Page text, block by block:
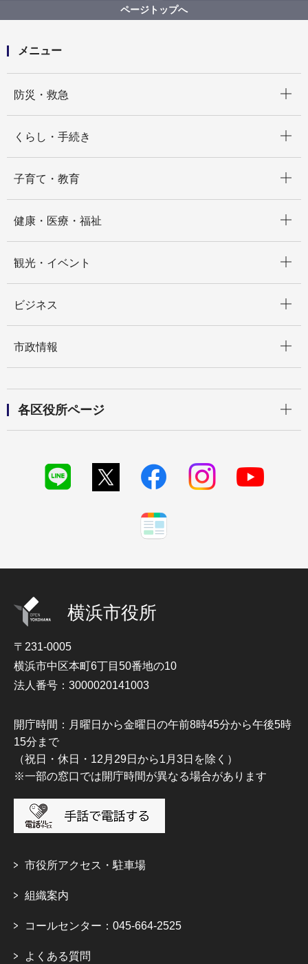
ごみと資源の収集曜日
泉区の収集曜日
泉区の収集曜日 な～の
ページトップへ
メニュー
防災・救急
くらし・手続き
子育て・教育
健康・医療・福祉
観光・イベント
ビジネス
市政情報
各区役所ページ
横浜市役所
〒231-0005
横浜市中区本町6丁目50番地の10
法人番号：3000020141003
開庁時間：月曜日から金曜日の午前8時45分から午後5時
15分まで
（祝日・休日・12月29日から1月3日を除く）
※一部の窓口では開庁時間が異なる場合があります
市役所アクセス・駐車場
組織案内
コールセンター：045-664-2525
よくある質問